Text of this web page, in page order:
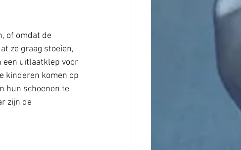
of omdat de
ze graag stoeien,
een uitlaatklep voor
kinderen komen op
hun schoenen te
zijn de